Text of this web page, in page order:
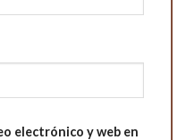
electrónico y web en